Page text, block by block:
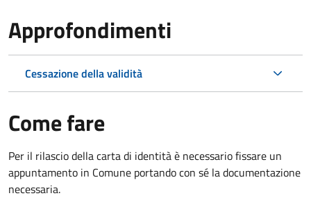
Approfondimenti
Cessazione della validità
Come fare
Per il rilascio della carta di identità è necessario fissare un
appuntamento in Comune portando con sé la documentazione
necessaria.